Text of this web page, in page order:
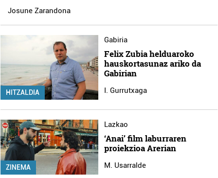
Josune Zarandona
HITZALDIA
Gabiria
Felix Zubia helduaroko
hauskortasunaz ariko da
Gabirian
I. Gurrutxaga
ZINEMA
Lazkao
‘Anai’ film laburraren
proiekzioa Arerian
M. Usarralde